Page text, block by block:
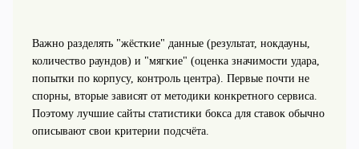
Важно разделять "жёсткие" данные (результат, нокдауны,
количество раундов) и "мягкие" (оценка значимости удара,
попытки по корпусу, контроль центра). Первые почти не
спорны, вторые зависят от методики конкретного сервиса.
Поэтому лучшие сайты статистики бокса для ставок обычно
описывают свои критерии подсчёта.